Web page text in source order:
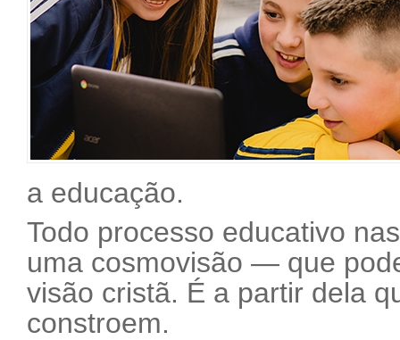
a educação.
Todo processo educativo
uma cosmovisão — que
visão cristã. É a partir dela
constroem.